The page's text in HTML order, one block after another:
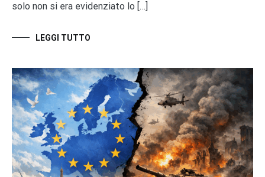
solo non si era evidenziato lo […]
LEGGI TUTTO